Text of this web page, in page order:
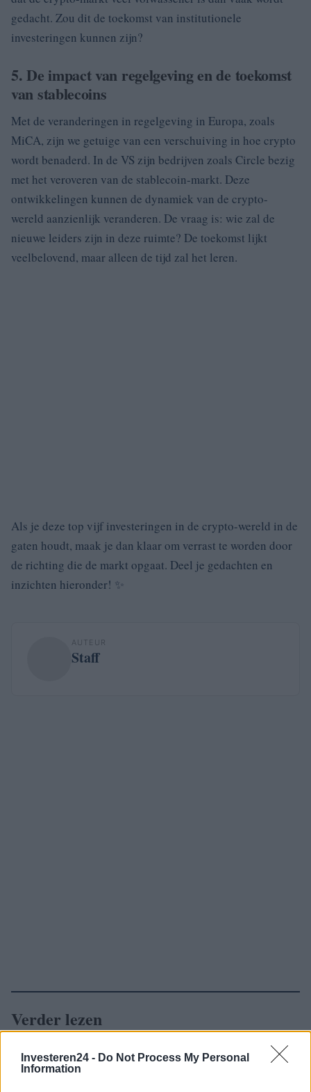
Investeren24 - Do Not Process My Personal
Information
gedacht. Zou dit de toekomst van institutionele
investeringen kunnen zijn?
5. De impact van regelgeving en de toekomst
van stablecoins
Met de veranderingen in regelgeving in Europa, zoals
MiCA, zijn we getuige van een verschuiving in hoe crypto
wordt benaderd. In de VS zijn bedrijven zoals Circle bezig
met het veroveren van de stablecoin-markt. Deze
ontwikkelingen kunnen de dynamiek van de crypto-
wereld aanzienlijk veranderen. De vraag is: wie zal de
nieuwe leiders zijn in deze ruimte? De toekomst lijkt
veelbelovend, maar alleen de tijd zal het leren.
Als je deze top vijf investeringen in de crypto-wereld in de
gaten houdt, maak je dan klaar om verrast te worden door
de richting die de markt opgaat. Deel je gedachten en
inzichten hieronder! ✨
AUTEUR
Staff
Verder lezen
NEWS